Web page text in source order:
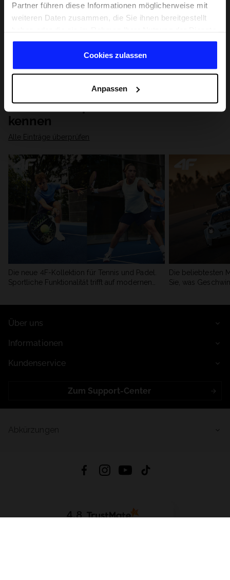
Partner führen diese Informationen möglicherweise mit
weiteren Daten zusammen, die Sie ihnen bereitgestellt
gesammelt haben.
Cookies zulassen
Anpassen
Lernen Sie Sport von Grund auf
kennen
Alle Einträge überprüfen
Die neue 4F-Kollektion für Tennis und Padel.
Sportliche Funktionalität trifft auf modernen
Die beliebtesten
Sie, was
Über uns
Informationen
Kundenservice
Zum Support-Center
4.8